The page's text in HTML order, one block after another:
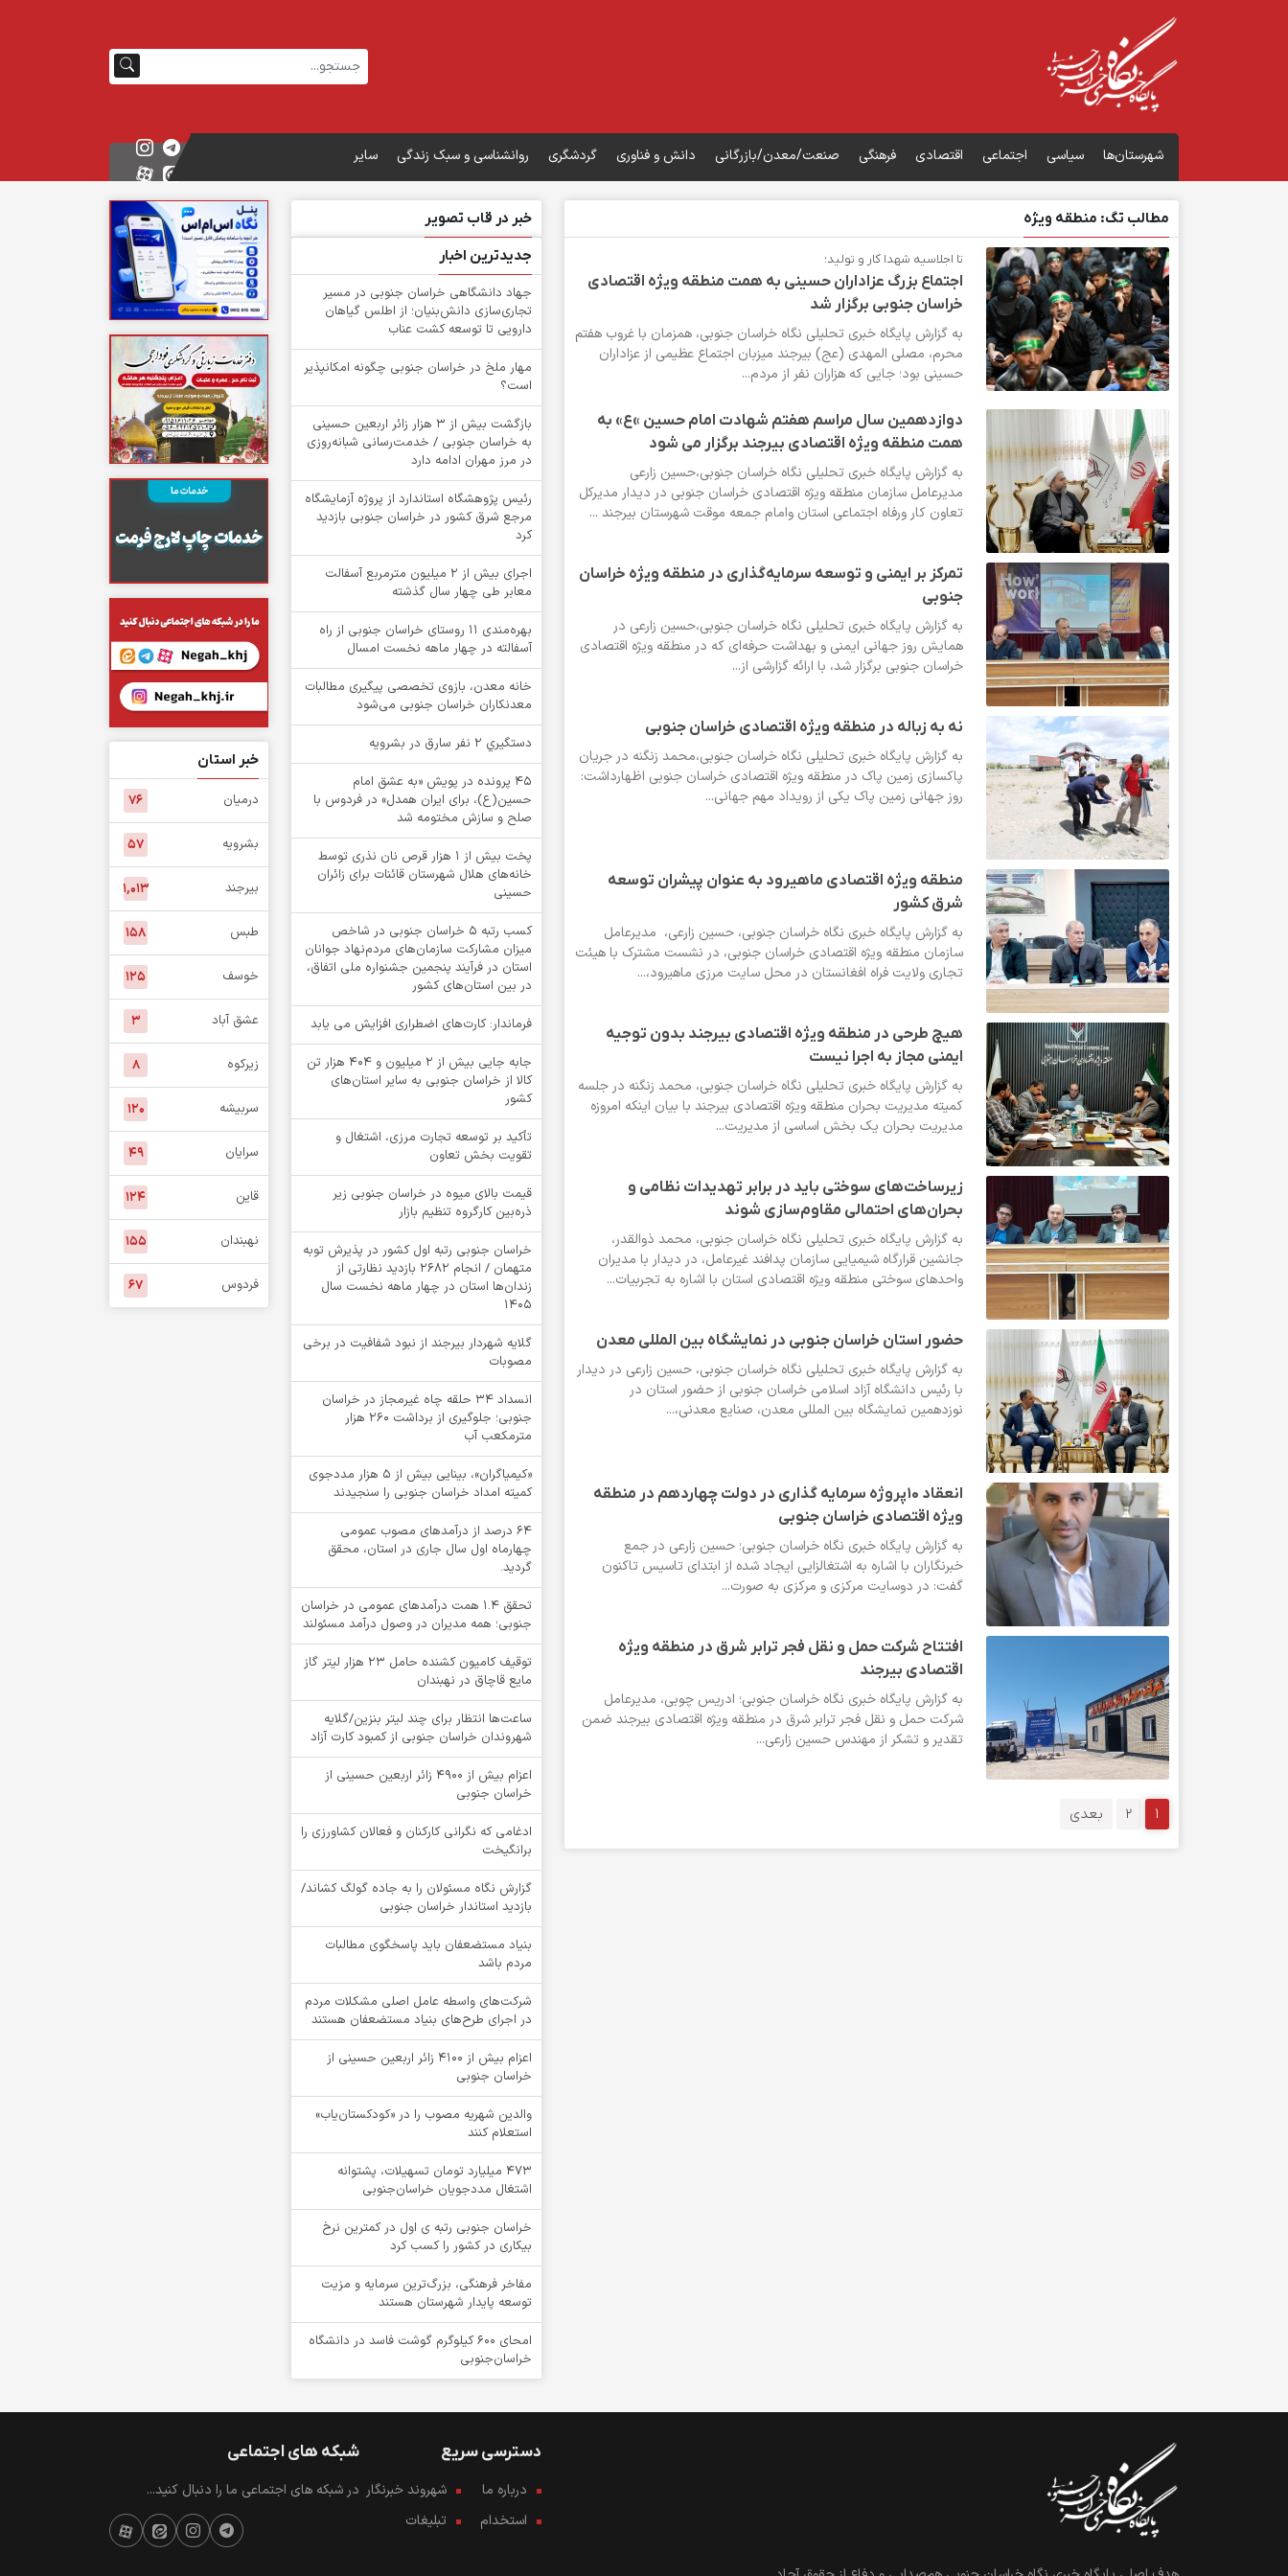
شهرستان‌ها سیاسی اجتماعی اقتصادی فرهنگی صنعت/معدن/بازرگانی دانش و فناوری گردشگری روانشناسی و سبک زندگی سایر
مطالب تگ: منطقه ویژه
تا اجلاسیه شهدا کار و تولید؛
اجتماع بزرگ عزاداران حسینی به همت منطقه ویژه اقتصادی
خراسان جنوبی برگزار شد
به گزارش پایگاه خبری تحلیلی نگاه خراسان جنوبی، همزمان با غروب هفتم
محرم، مصلی المهدی (عج) بیرجند میزبان اجتماع عظیمی از عزاداران
حسینی بود؛ جایی که هزاران نفر از مردم...
دوازدهمین سال مراسم هفتم شهادت امام حسین »ع» به
همت منطقه ویژه اقتصادی بیرجند برگزار می شود
به گزارش پایگاه خبری تحلیلی نگاه خراسان جنوبی،حسین زارعی
مدیرعامل سازمان منطقه ویژه اقتصادی خراسان جنوبی در دیدار مدیرکل
تعاون کار ورفاه اجتماعی استان وامام جمعه موقت شهرستان بیرجند ...
تمرکز بر ایمنی و توسعه سرمایه‌گذاری در منطقه ویژه خراسان
جنوبی
به گزارش پایگاه خبری تحلیلی نگاه خراسان جنوبی،حسین زارعی در
همایش روز جهانی ایمنی و بهداشت حرفه‌ای که در منطقه ویژه اقتصادی
خراسان جنوبی برگزار شد، با ارائه گزارشی از...
نه به زباله در منطقه ویژه اقتصادی خراسان جنوبی
به گزارش پایگاه خبری تحلیلی نگاه خراسان جنوبی،محمد زنگنه در جریان
پاکسازی زمین پاک در منطقه ویژه اقتصادی خراسان جنوبی اظهارداشت:
روز جهانی زمین پاک یکی از رویداد مهم جهانی...
منطقه ویژه اقتصادی ماهیرود به عنوان پیشران توسعه
شرق کشور
به گزارش پایگاه خبری نگاه خراسان جنوبی، حسین زارعی، مدیرعامل
سازمان منطقه ویژه اقتصادی خراسان جنوبی، در نشست مشترک با هیئت
تجاری ولایت فراه افغانستان در محل سایت مرزی ماهیرود،...
هیچ طرحی در منطقه ویژه اقتصادی بیرجند بدون توجیه
ایمنی مجاز به اجرا نیست
به گزارش پایگاه خبری تحلیلی نگاه خراسان جنوبی، محمد زنگنه در جلسه
کمیته مدیریت بحران منطقه ویژه اقتصادی بیرجند با بیان اینکه امروزه
مدیریت بحران یک بخش اساسی از مدیریت...
زیرساخت‌های سوختی باید در برابر تهدیدات نظامی و
بحران‌های احتمالی مقاوم‌سازی شوند
به گزارش پایگاه خبری تحلیلی نگاه خراسان جنوبی، محمد ذوالقدر،
جانشین قرارگاه شیمیایی سازمان پدافند غیرعامل، در دیدار با مدیران
واحدهای سوختی منطقه ویژه اقتصادی استان با اشاره به تجربیات...
حضور استان خراسان جنوبی در نمایشگاه بین المللی معدن
به گزارش پایگاه خبری تحلیلی نگاه خراسان‌ جنوبی، حسین زارعی در دیدار
با رئیس دانشگاه آزاد اسلامی خراسان جنوبی از حضور استان در
نوزدهمین نمایشگاه بین المللی معدن، صنایع معدنی،...
انعقاد 10پروژه سرمایه گذاری در دولت چهاردهم در منطقه
ویژه اقتصادی خراسان جنوبی
به گزارش پایگاه خبری نگاه خراسان جنوبی؛ حسین زارعی در جمع
خبرنگاران با اشاره به اشتغالزایی ایجاد شده از ابتدای تاسیس تاکنون
گفت: در دوسایت مرکزی و مرکزی به صورت...
افتتاح شرکت حمل و نقل فجر ترابر شرق در منطقه ویژه
اقتصادی بیرجند
به گزارش پایگاه خبری نگاه خراسان جنوبی؛ ادریس چوبی، مدیرعامل
شرکت حمل و نقل فجر ترابر شرق در منطقه ویژه اقتصادی بیرجند ضمن
تقدیر و تشکر از مهندس حسین زارعی...
1
2 بعدی
خبر در قاب تصویر
جدیدترین اخبار
جهاد دانشگاهی خراسان جنوبی در مسیر
تجاری‌سازی دانش‌بنیان؛ از اطلس گیاهان
دارویی تا توسعه کشت عناب
‌مهار ملخ در خراسان جنوبی چگونه امکانپذیر
است؟
بازگشت بیش از ۳ هزار زائر اربعین حسینی
به خراسان جنوبی / خدمت‌رسانی شبانه‌روزی
در مرز مهران ادامه دارد
رئیس پژوهشگاه استاندارد از پروژه آزمایشگاه
مرجع شرق کشور در خراسان جنوبی بازدید
کرد
اجرای بیش از ۲ میلیون مترمربع آسفالت
معابر طی چهار سال گذشته
بهره‌مندی ۱۱ روستای خراسان جنوبی از راه
آسفالته در چهار ماهه نخست امسال
خانه معدن، بازوی تخصصی پیگیری مطالبات
معدنکاران خراسان جنوبی می‌شود
دستگيري 2 نفر سارق در بشرويه
۴۵ پرونده در پویش «به عشق امام
حسین(ع)، برای ایران همدل» در فردوس با
صلح و سازش مختومه شد
پخت بیش از 1 هزار قرص نان نذری توسط
خانه‌های هلال شهرستان قائنات برای زائران
حسینی
کسب رتبه ۵ خراسان جنوبی در شاخص
میزان مشارکت سازمان‌های مردم‌نهاد جوانان
استان در فرآیند پنجمین جشنواره ملی اتفاق،
در بین استان‌های کشور
فرماندار: کارت‌های اضطراری افزایش می یابد
جابه جایی بیش از 2 میلیون و 404 هزار تن
کالا از خراسان جنوبی به سایر استان‌های
کشور
تأکید بر توسعه تجارت مرزی، اشتغال و
تقویت بخش تعاون
قیمت بالای میوه در خراسان جنوبی زیر
ذره‌بین کارگروه تنظیم بازار
خراسان جنوبی رتبه اول کشور در پذیرش توبه
متهمان / انجام ۲۶۸۲ بازدید نظارتی از
زندان‌ها استان در چهار ماهه نخست سال
1405
گلایه شهردار بیرجند از نبود شفافیت در برخی
مصوبات
انسداد ۳۴ حلقه چاه غیرمجاز در خراسان
جنوبی؛ جلوگیری از برداشت ۲۶۰ هزار
مترمکعب آب
«کیمیاگران»، بینایی بیش از ۵ هزار مددجوی
کمیته امداد خراسان جنوبی را سنجیدند
64 درصد از درآمدهای مصوب عمومی
چهارماه اول سال جاری در استان، محقق
گردید.
تحقق ۱.۴ همت درآمدهای عمومی در خراسان
جنوبی؛ همه مدیران در وصول درآمد مسئولند
توقيف کامیون کشنده حامل 23 هزار لیتر گاز
مایع قاچاق در نهبندان
ساعت‌ها انتظار برای چند لیتر بنزین/گلایه
شهروندان خراسان جنوبی از کمبود کارت آزاد
اعزام بیش از 4900 زائر اربعین حسینی از
خراسان جنوبی
ادغامی که نگرانی کارکنان و فعالان کشاورزی را
برانگیخت
گزارش نگاه مسئولان را به جاده گولگ کشاند/
بازدید استاندار خراسان جنوبی
بنیاد مستضعفان باید پاسخگوی مطالبات
مردم باشد
شرکت‌های واسطه عامل اصلی مشکلات مردم
در اجرای طرح‌های بنیاد مستضعفان هستند
اعزام بیش از 4100 زائر اربعین حسینی از
خراسان جنوبی
والدین شهریه مصوب را در «کودکستان‌یاب»
استعلام کنند
۴۷۳ میلیارد تومان تسهیلات، پشتوانه
اشتغال مددجویان خراسان‌جنوبی
خراسان جنوبی رتبه ی اول در کمترین نرخ
بیکاری در کشور را کسب کرد
مفاخر فرهنگی، بزرگ‌ترین سرمایه و مزیت
توسعه پایدار شهرستان هستند
امحای ۶۰۰ کیلوگرم گوشت فاسد در دانشگاه
خراسان‌جنوبی
خبر استان
درمیان ۷۶
بشرویه ۵۷
بیرجند ۱,۰۱۳
طبس ۱۵۸
خوسف ۱۲۵
عشق آباد ۳
زیرکوه ۸
سربیشه ۱۲۰
سرایان ۴۹
قاین ۱۲۴
نهبندان ۱۵۵
فردوس ۶۷
دسترسی سریع
درباره ما
شهروند خبرنگار
استخدام
تبلیغات
شبکه های اجتماعی
در شبکه های اجتماعی ما را دنبال کنید...